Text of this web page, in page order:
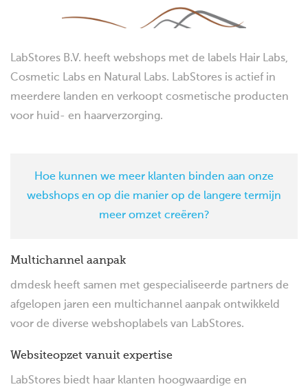
LabStores B.V. heeft webshops met de labels Hair Labs,
Cosmetic Labs en Natural Labs. LabStores is actief in
meerdere landen en verkoopt cosmetische producten
voor huid- en haarverzorging.
Hoe kunnen we meer klanten binden aan onze
webshops en op die manier op de langere termijn
meer omzet creëren?
Multichannel aanpak
dmdesk heeft samen met gespecialiseerde partners de
afgelopen jaren een multichannel aanpak ontwikkeld
voor de diverse webshoplabels van LabStores.
Websiteopzet vanuit expertise
LabStores biedt haar klanten hoogwaardige en